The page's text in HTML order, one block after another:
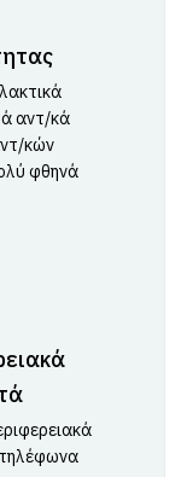
αντ/κά
κών
φθηνά
τηλέφωνα